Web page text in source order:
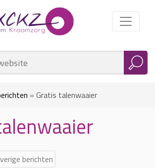
» Gratis talenwaaier
berichten